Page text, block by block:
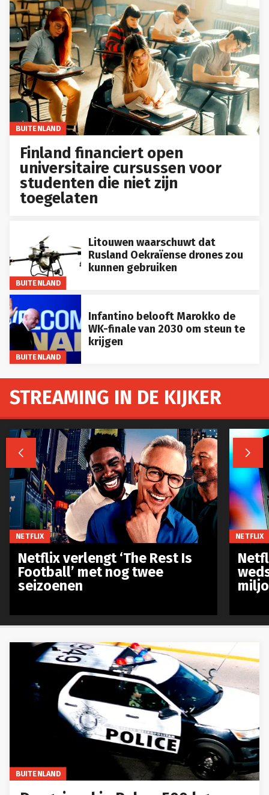
BUITENLAND
Finland financiert open
universitaire cursussen voor
studenten die niet zijn
toegelaten
BUITENLAND
Litouwen waarschuwt dat
Rusland Oekraïense drones zou
kunnen gebruiken
BUITENLAND
Infantino belooft Marokko de
WK-finale van 2030 om steun te
krijgen
BUITENLAND
STREAMING IN DE KIJKER
 
NETFLIX
Netflix verlengt ‘The Rest Is
Football’ met nog twee
seizoenen
NETFLIX